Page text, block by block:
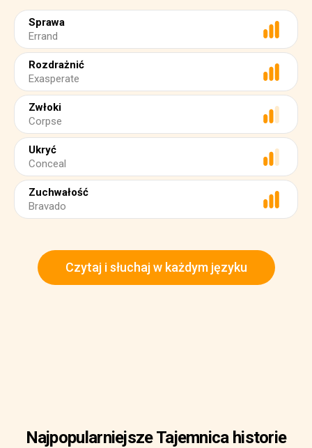
Sprawa
Errand
Rozdrażnić
Exasperate
Zwłoki
Corpse
Ukryć
Conceal
Zuchwałość
Bravado
Czytaj i słuchaj w każdym języku
Najpopularniejsze Tajemnica historie